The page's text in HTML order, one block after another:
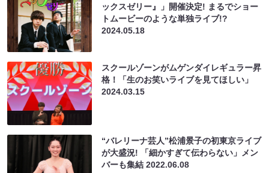
ックスゼリー』」開催決定! まるでショー
トムービーのような単独ライブ!?
2024.05.18
スクールゾーンがムゲンダイレギュラー昇
格！​​「生のお笑いライブを見てほしい​​」
2024.03.15
“バレリーナ芸人”松浦景子の初東京ライブ
が大盛況! 「細かすぎて伝わらない」メン
バーも集結2022.06.08